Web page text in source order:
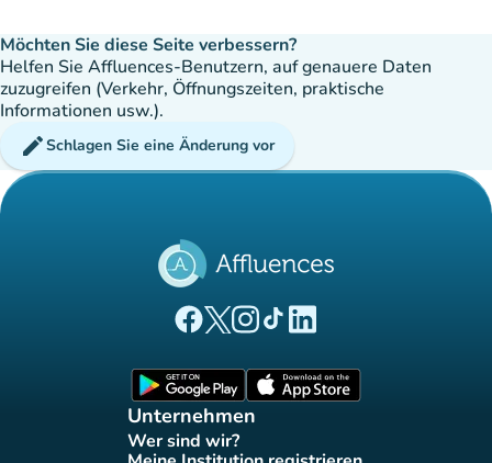
Möchten Sie diese Seite verbessern?
Helfen Sie Affluences-Benutzern, auf genauere Daten
zuzugreifen (Verkehr, Öffnungszeiten, praktische
Informationen usw.).
editSchlagen Sie eine Änderung vor
(new tab)
(new tab)
(new tab)(new tab)
(new tab)
Unternehmen
Wer sind wir?
(new tab)